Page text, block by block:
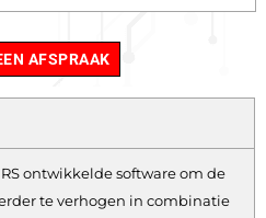
AFSPRAAK
ontwikkelde software om de
te verhogen in combinatie